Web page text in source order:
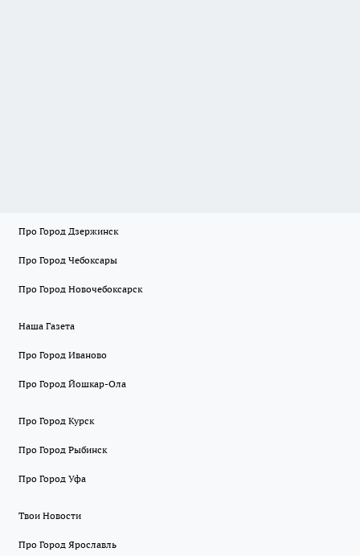
Про Город Дзержинск
Про Город Чебоксары
Про Город Новочебоксарск
Наша Газета
Про Город Иваново
Про Город Йошкар-Ола
Про Город Курск
Про Город Рыбинск
Про Город Уфа
Твои Новости
Про Город Ярославль